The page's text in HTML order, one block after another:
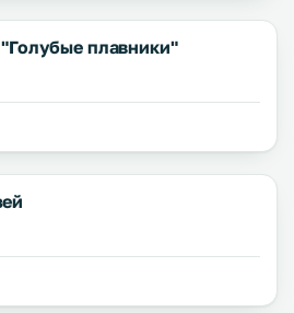
плавники"